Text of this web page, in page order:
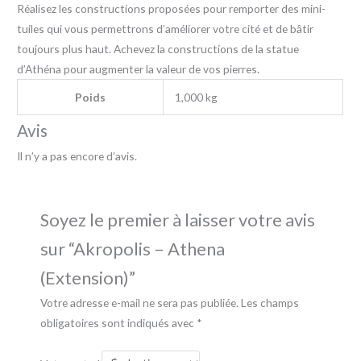
Réalisez les constructions proposées pour remporter des mini-
tuiles qui vous permettrons d’améliorer votre cité et de bâtir
toujours plus haut. Achevez la constructions de la statue
d’Athéna pour augmenter la valeur de vos pierres.
Poids 1,000 kg
Avis
Il n’y a pas encore d’avis.
Soyez le premier à laisser votre avis
sur “Akropolis – Athena
(Extension)”
Votre adresse e-mail ne sera pas publiée. Les champs
obligatoires sont indiqués avec *